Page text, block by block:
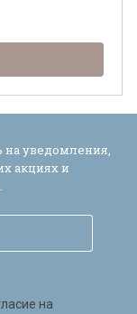
на уведомления,
акциях и
на